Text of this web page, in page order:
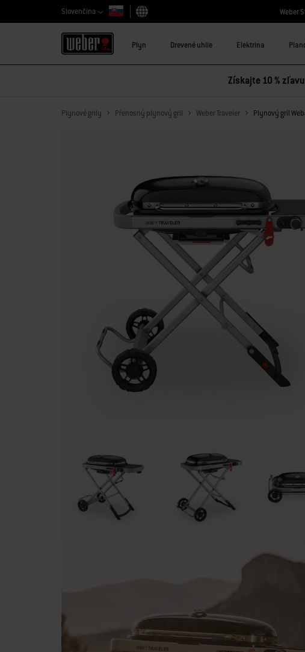
Slovenčina
Vybrať krajinu
Weber
Plyn Drevené uhlie Elektrina
Získajte 10 %
Plynové grily Přenosný plynový gril Weber Traveler Plynový gril